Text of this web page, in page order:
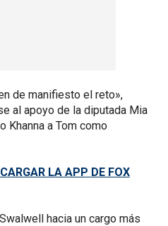
de manifiesto el reto»,
al apoyo de la diputada Mia
Khanna a Tom como
LA APP DE FOX
hacia un cargo más